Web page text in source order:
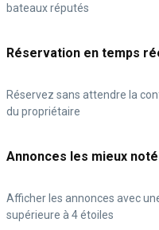
bateaux réputés
Réservation en temps
Réservez sans attendre la
du propriétaire
Annonces les mieux
Afficher les annonces avec
supérieure à 4 étoiles